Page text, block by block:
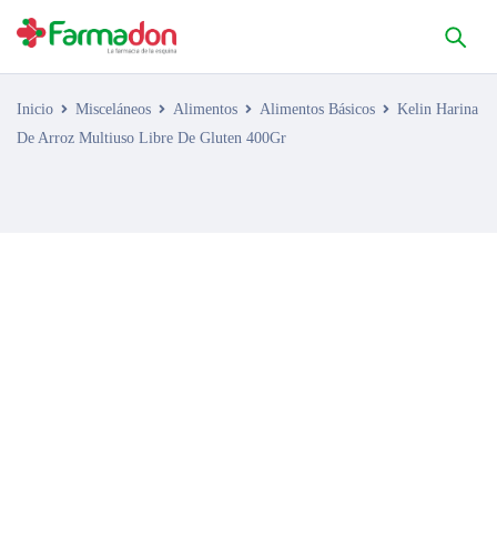
Inicio Misceláneos Alimentos Alimentos Básicos
Kelin Harina
De Arroz Multiuso Libre De Gluten 400Gr